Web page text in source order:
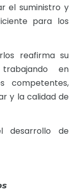
el suministro y
para los
reafirma su
en
competentes,
y la calidad de
desarrollo de